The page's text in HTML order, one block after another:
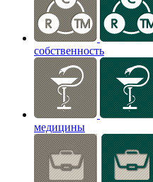
собственность
медицины